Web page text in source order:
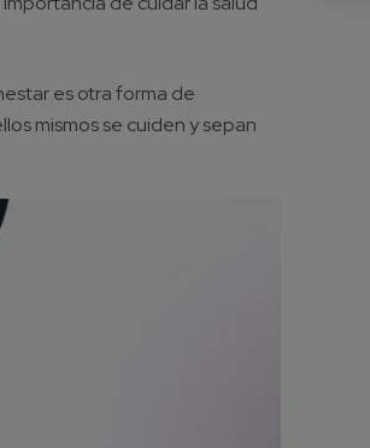
es otra forma de
mismos se cuiden y sepan